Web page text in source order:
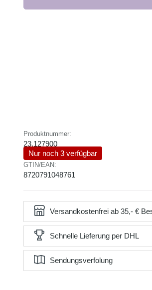
Produktnummer:
23.127900
Nur noch 3 verfügbar
GTIN/EAN:
8720791048761
Versandkostenfrei ab 35,- €
Schnelle Lieferung per DHL
Sendungsverfolung